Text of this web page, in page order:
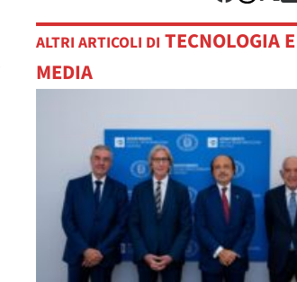
ALTRI ARTICOLI DI TECNOLOGIA E
MEDIA